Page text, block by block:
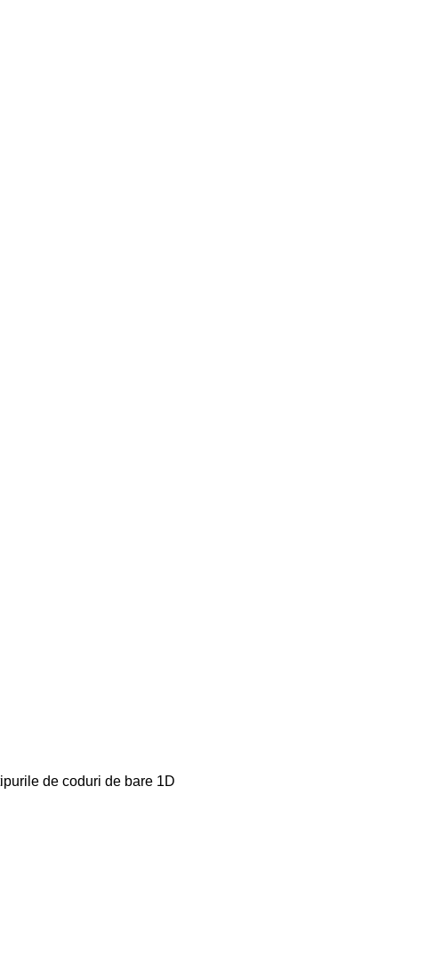
de coduri de bare 1D